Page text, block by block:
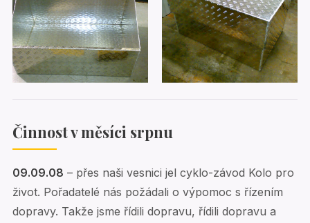
Činnost v měsíci srpnu
09.09.08 – přes naši vesnici jel cyklo-závod Kolo pro
život. Pořadatelé nás požádali o výpomoc s řízením
dopravy. Takže jsme řídili dopravu, řídili dopravu a